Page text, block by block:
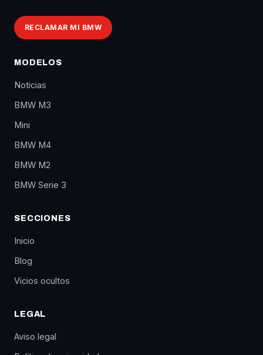
RECLAMAR MI BMW
MODELOS
Noticias
BMW M3
Mini
BMW M4
BMW M2
BMW Serie 3
SECCIONES
Inicio
Blog
Vicios ocultos
LEGAL
Aviso legal